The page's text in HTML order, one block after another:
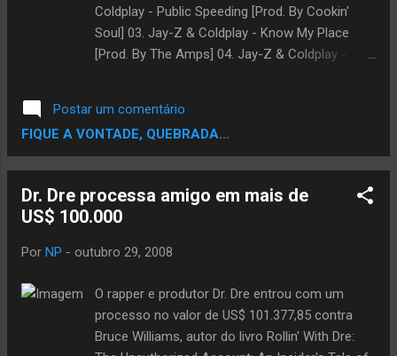
Coldplay - Public Speeding [Prod. By Cookin'
Soul] 03. Jay-Z & Coldplay - Know My Place
[Prod. By The Amps] 04. Jay-Z & Coldplay -
Jay-Z & Coldplay - Back At My Place [Prod. By
Remot] 07. Jay-Z & Coldplay - No Love Coming
Home [Prod. By The Kickdrums] 08. Jay-Z &
Jay-Z & Coldplay - A Spy's Prayer [Prod. By
nVMe] 10. Jay-Z & Coldplay - Science Is
Ignorant [Prod. By Gooch] 11. Jay-Z & Coldplay
nVMe] 12. Jay-Z & Coldplay - Hola Blanco
[Prod. By Garbs Infinite] 13. Jay-Z & Coldplay -
Take The Hill [Prod. By nVMe] 14. Jay-Z &
Coldplay - Lost Part 2 [Remixed By Mick Boogie]
Postar um comentário
FIQUE A VONTADE, QUEBRADA...
Dr. Dre processa amigo em mais de
US$ 100.000
Por NP - outubro 29, 2008
O rapper e produtor Dr. Dre entrou com um
processo no valor de US$ 101.377,85 contra
Bruce Williams, autor do livro Rollin' With Dre: